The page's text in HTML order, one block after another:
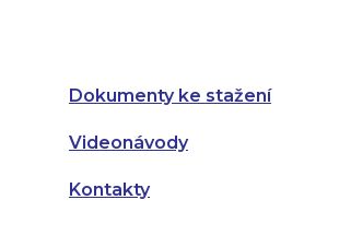
Dokumenty ke stažení
Videonávody
Kontakty
Pátek: